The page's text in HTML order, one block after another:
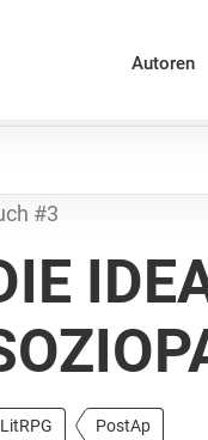
Autoren
#3
LitRPG PostAp